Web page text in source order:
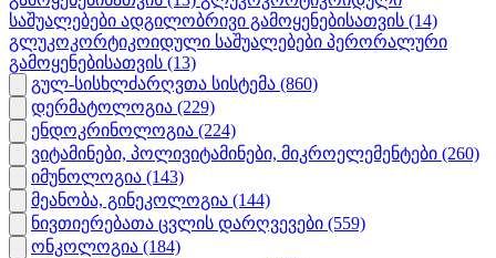
საშუალებები ადგილობრივი გამოყენებისათვის (14)
გლუკოკორტიკოიდული საშუალებები პერორალური
გამოყენებისათვის (13)
გულ-სისხლძარღვთა სისტემა (860)
დერმატოლოგია (229)
ენდოკრინოლოგია (224)
ვიტამინები, პოლივიტამინები, მიკროელემენტები (260)
იმუნოლოგია (143)
მეანობა, გინეკოლოგია (144)
ნივთიერებათა ცვლის დარღვევები (559)
ონკოლოგია (184)